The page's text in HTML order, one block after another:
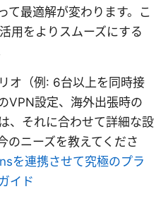
て最適解が変わります。こ
用をよりスムーズにする
オ（例: 6台以上を同時接
VPN設定、海外出張時の
、それに合わせて詳細な設
のニーズを教えてくださ
を連携させて究極のプラ
イド